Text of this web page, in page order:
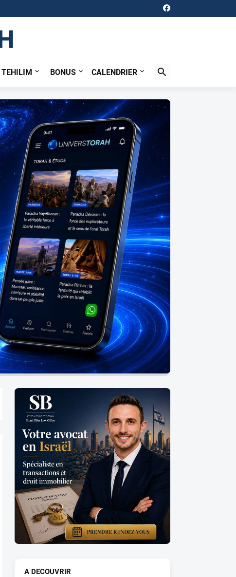
TEHILIM BONUS CALENDRIER
A DECOUVRIR